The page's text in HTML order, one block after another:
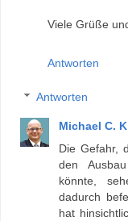
Viele Grüße
Antworten
Antworten
Michael C.
Die Gefahr,
den
könnte,
dadurch
hat